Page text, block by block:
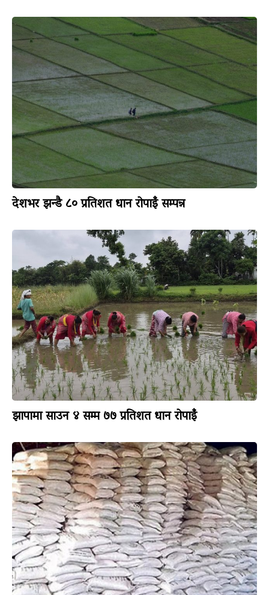
देशभर झन्डै ८० प्रतिशत धान रोपाइँ सम्पन्न
झापामा साउन ४ सम्म ७७ प्रतिशत धान रोपाइँ